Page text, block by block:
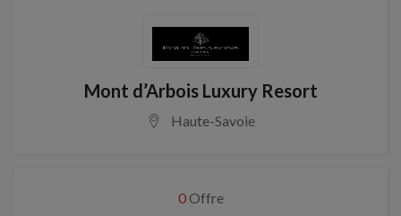
Mont d’Arbois Luxury Resort
Haute-Savoie
0Offre